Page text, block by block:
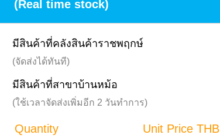
(Real time stock)
มีสินค้าที่คลังสินค้าราชพฤกษ์
(จัดส่งได้ทันที)
มีสินค้าที่สาขาบ้านหม้อ
(ใช้เวลาจัดส่งเพิ่มอีก 2 วันทำการ)
Quantity
Unit Price THB